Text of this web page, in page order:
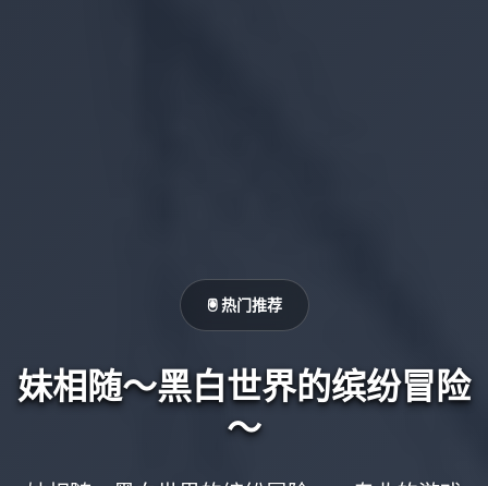
🖲️ 热门推荐
妹相随～黑白世界的缤纷冒险
～